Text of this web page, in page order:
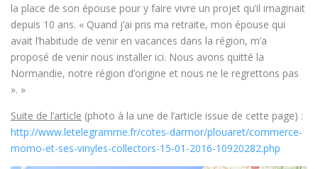
la place de son épouse pour y faire vivre un projet qu’il imaginait
depuis 10 ans. « Quand j’ai pris ma retraite, mon épouse qui
avait l’habitude de venir en vacances dans la région, m’a
proposé de venir nous installer ici. Nous avons quitté la
Normandie, notre région d’origine et nous ne le regrettons pas
». »
Suite de l’article (photo à la une de l’article issue de cette page) :
http://www.letelegramme.fr/cotes-darmor/plouaret/commerce-
momo-et-ses-vinyles-collectors-15-01-2016-10920282.php